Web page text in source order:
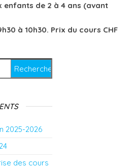
enfants de 2 à 4 ans (avant
à 10h30. Prix du cours CHF
2025-2026
des cours